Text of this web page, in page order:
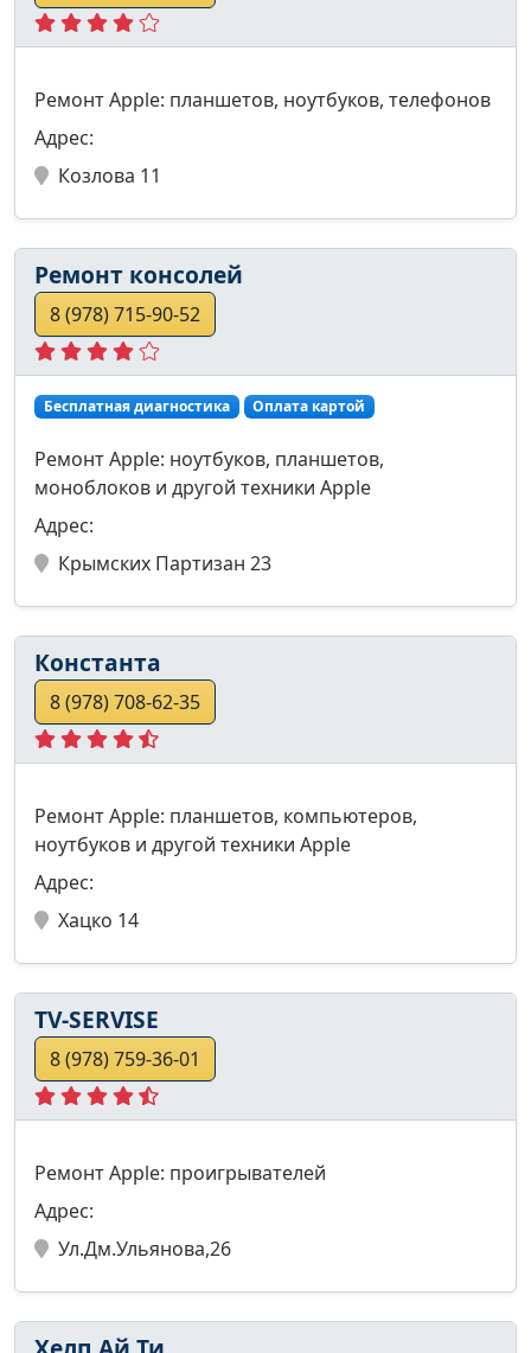
Ремонт Apple: планшетов, ноутбуков, телефонов
Адрес:
Козлова 11
Ремонт консолей
8 (978) 715-90-52
Бесплатная диагностика Оплата картой
Ремонт Apple: ноутбуков, планшетов,
моноблоков и другой техники Apple
Адрес:
Крымских Партизан 23
Константа
8 (978) 708-62-35
Ремонт Apple: планшетов, компьютеров,
ноутбуков и другой техники Apple
Адрес:
Хацко 14
TV-SERVISE
8 (978) 759-36-01
Ремонт Apple: проигрывателей
Адрес:
Ул.Дм.Ульянова,26